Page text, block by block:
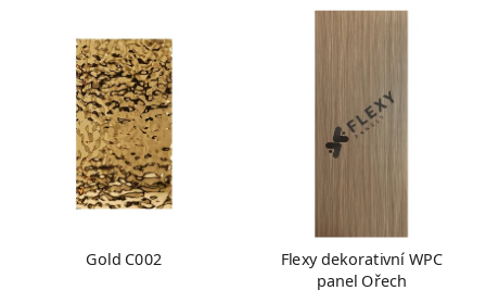
Gold C002 Flexy dekorativní WPC
panel Ořech